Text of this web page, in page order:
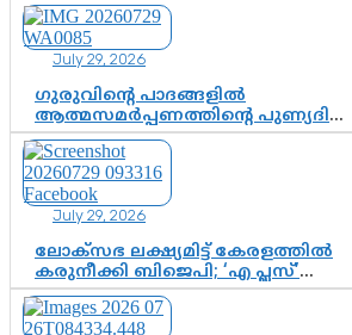
July 29, 2026
ഗുരുവിന്റെ പാദങ്ങളിൽ
ആത്മസമർപ്പണത്തിന്റെ പുണ്യദിനം;
മാതാ അമൃതാനന്ദമയി മഠത്തിൽ
ഭക്തിസാന്ദ്രമായി ഗുരുപൂർണിമ
ആഘോഷം
July 29, 2026
ലോക്സഭ ലക്ഷ്യമിട്ട് കേരളത്തിൽ
കരുനീക്കി ബിജെപി; ‘എ പ്ലസ്’
മണ്ഡലങ്ങളിൽ പ്രമുഖരെ ഇറക്കി
കേന്ദ്രനേതൃത്വം, തിരുവനന്തപുരത്ത്